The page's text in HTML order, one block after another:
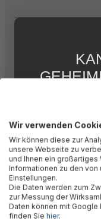
Warnhinweise
Ähnliche
Kunden
Wir verwenden
Wir können diese zur
unsere Webseite zu
und Ihnen ein
Informationen zu den
Einstellungen.
Die Daten werden zum
zur Messung der
Daten können mit
finden Sie hier.
Newsletter,
Aktionen
bei
Email